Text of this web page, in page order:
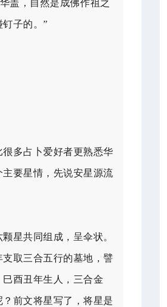
盖，自然是成佛作祖之
钉子的。”
多占卜爱好者更熟悉华
要星情，先说安星源流
星共同组成，呈伞状。
取三合五行的墓地，譬
酉丑年生人，三合金
前文将星写了，将星是